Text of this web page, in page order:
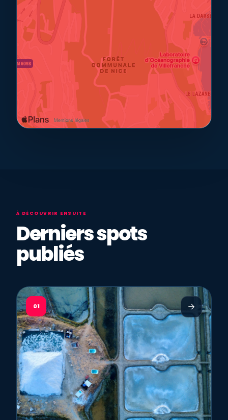
À DÉCOUVRIR ENSUITE
Derniers spots
publiés
01